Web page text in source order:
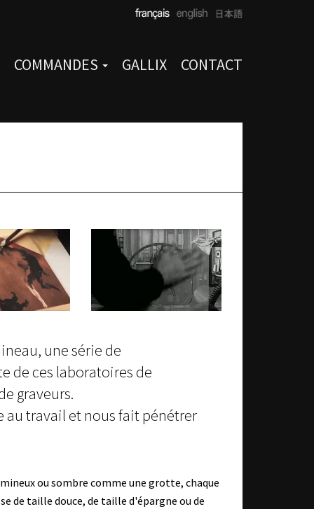
COMMANDES GALLIX CONTACT
une série de
de ces laboratoires de
graveurs.
travail et nous fait pénétrer
ou sombre comme une grotte, chaque
de taille douce, de taille d'épargne ou de